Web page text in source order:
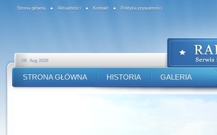
Strona główna Aktualności Kontakt Polityka prywatności
08. Aug 2026
STRONA GŁÓWNA HISTORIA GALERIA